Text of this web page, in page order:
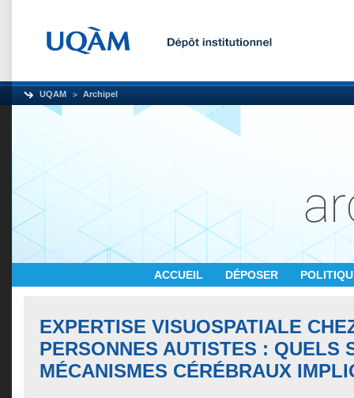
UQAM Archipel
ACCUEIL DÉPOSER
EXPERTISE VISUOSPATIALE
PERSONNES AUTISTES : QUELS
MÉCANISMES CÉRÉBRAUX